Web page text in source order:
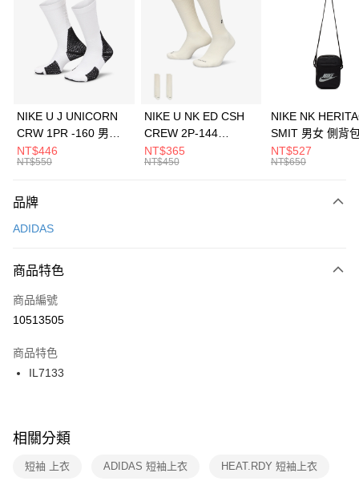
3 期 0 利率 每期 21家銀行
合作金庫商業銀行
第一商業銀行
華南商業銀行
彰化商業銀行
上海商業儲蓄銀行
元大商業銀行
台灣樂天信用卡公司
Apple Pay
全盈+PAY
AFTEE先享後付
【關於「AFTEE先享後付」】
便利好安心！
３．安心：先確認商品／服務後，再付款。
【「AFTEE先享後付」結帳流程】
１．於結帳方式選擇「AFTEE先享後付」後，將跳轉至「AFTEE先享後付」
２．訂單成立數日內，您將收到繳費通知簡訊。
３．收到繳費通知簡訊後14天內，點擊此簡訊中的連結，可透過四大超商／
ATM／網路銀行／等多元方式進行付款，方視為交易完成。
※ 交易是否成功請以「AFTEE先享後付 」之結帳頁面顯示為準，若有關於
是否繳費成功／繳費後需取消欲退款等相關疑問，請聯繫「AFTEE先享後付
客戶支援中心」
https://netprotections.freshdesk.com/support/home
運送方式
每筆NT$100，滿NT$1,500(含以上)免運費
宅配
每筆NT$100，滿NT$1,500(含以上)免運費
付款後門市自取
每筆NT$100，滿NT$1,500(含以上)免運費
NIKE U J UNICORN
CRW 1PR -160 男女
中統襪 FZ3393100
NT$446
NT$550
NIKE U NK ED CSH
CREW 2P-144
EMBRDY 男女 短統襪
FZ3073133
NT$365
NT$450
NIKE NK
SMIT 男女 側背
BA5871010
NT$527
NT$650
品牌
ADIDAS
商品特色
商品編號
10513505
商品特色
IL7133
相關分類
短袖 上衣 ADIDAS 短袖上衣 HEAT.RDY 短袖上衣